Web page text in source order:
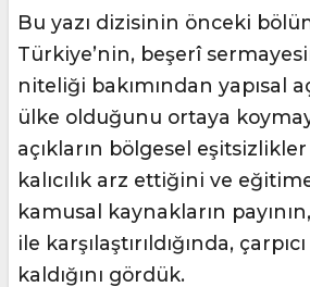
Bu yazı dizisinin önceki
Türkiye’nin, beşerî
niteliği bakımından yapısal
ülke olduğunu ortaya
açıkların bölgesel
kalıcılık arz ettiğini ve
kamusal kaynakların
ile karşılaştırıldığında,
kaldığını gördük.